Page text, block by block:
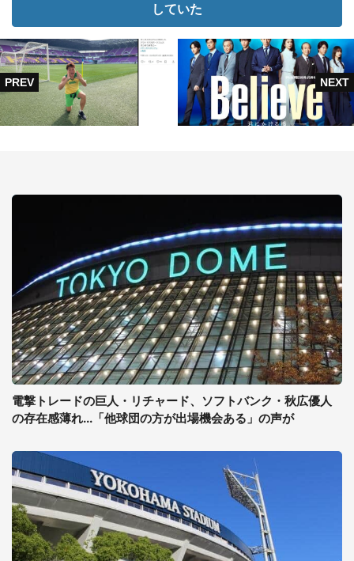
していた
電撃トレードの巨人・リチャード、ソフトバンク・秋広優人
の存在感薄れ...「他球団の方が出場機会ある」の声が